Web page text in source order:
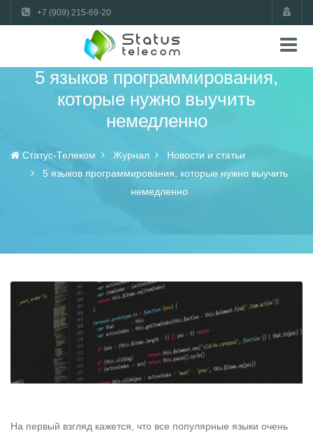
+7 (909) 215-69-20
5 языков программирования,
которые нужно выучить
немедленно
Статус-Телеком Журнал
Новости и статьи
5 языков программирования, которые нужно выучить
немедленно
На первый взгляд кажется, что все популярные языки очень